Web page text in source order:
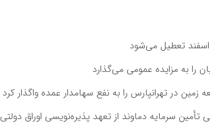
را به مزایده عمومی می‌گذارد
در تهرانپارس را به نفع سهامدار عمده واگذار كرد
تأمین سرمایه دماوند از تعهد پذیره‌نویسی اوراق دولتی